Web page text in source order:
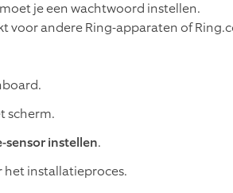
je een wachtwoord instellen.
voor andere Ring-apparaten of
scherm.
sensor instellen.
het installatieproces.